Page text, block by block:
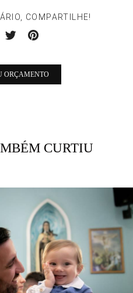
COMPARTILHE!
ORÇAMENTO
CURTIU